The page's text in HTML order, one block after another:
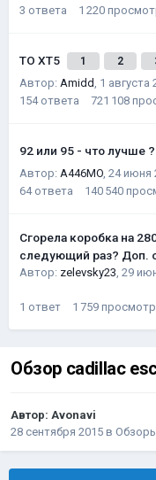
3 ответа 1 220
ТО XT5 1 2
Автор: Amidd, 1 августа
154 ответа 721 108
92 или 95 - что лучше
Автор: A446MO, 24 июня
64 ответа 140 540
Сгорела коробка на
следующий раз? Доп.
Автор: zelevsky23, 29
1 ответ 1 759
Обзор cadillac
Автор: Avonavi
28 сентября 2015 в